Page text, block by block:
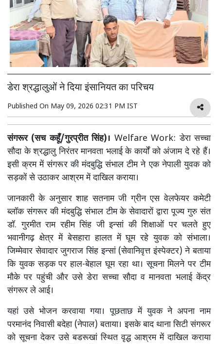
डेरा श्रद्धालुओं ने दिया इंसानियत का परिचय
Published On May 09, 2026 02:31 PM IST
संगरूर (सच कहूँ/गुरप्रीत सिंह)। Welfare Work: डेरा सच्चा
सौदा के श्रद्धालु निरंतर मानवता भलाई के कार्यों को अंजाम दे रहे हैं।
इसी क्रम में संगरूर की मंदबुद्धि संभाल टीम ने एक नेपाली युवक को
सड़कों से उठाकर आश्रम में दाखिल कराया।
जानकारी के अनुसार शाह सतनाम जी ग्रीन एस वेलफेयर कमेटी
ब्लॉक संगरूर की मंदबुद्धि संभाल टीम के सेवादारों द्वारा पूज्य गुरु संत
डॉ. गुरमीत राम रहीम सिंह जी इन्सां की शिक्षाओं पर चलते हुए
भवानीगढ़ क्षेत्र में बेसहारा हालत में घूम रहे युवक को संभाला।
जिम्मेवार सेवादार जुगराज सिंह इन्सां (सेवानिवृत्त इंस्पेक्टर) ने बताया
कि युवक सड़क पर हाल-बेहाल घूम रहा था। सूचना मिलने पर टीम
मौके पर पहुंची और उसे डेरा सच्चा सौदा व मानवता भलाई केंद्र
संगरूर ले आई।
यहां उसे भोजन करवाया गया। पूछताछ में युवक ने अपना नाम
परमानंद निवासी बदेहा (नेपाल) बताया। इसके बाद थाना सिटी संगरूर
को सूचना देकर उसे बडरूखां स्थित वृद्ध आश्रम में दाखिल कराया